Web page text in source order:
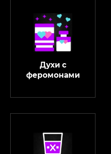
Духи с
феромонами